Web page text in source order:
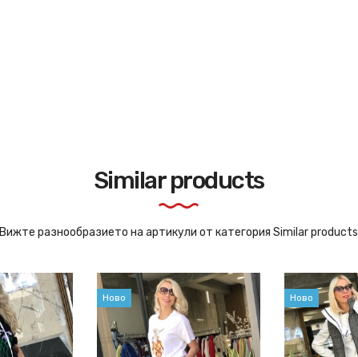
Similar products
Вижте разнообразието на артикули от категория Similar products
Ново Ново